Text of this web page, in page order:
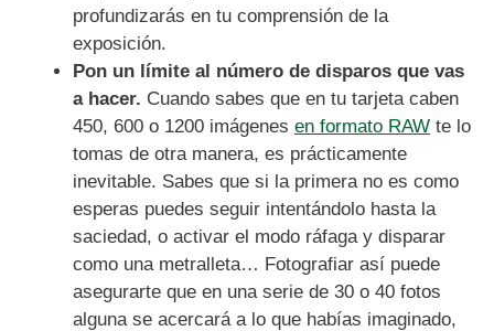
profundizarás en tu comprensión de la
exposición.
Pon un límite al número de disparos que vas
a hacer. Cuando sabes que en tu tarjeta caben
450, 600 o 1200 imágenes en formato RAW te lo
tomas de otra manera, es prácticamente
inevitable. Sabes que si la primera no es como
esperas puedes seguir intentándolo hasta la
saciedad, o activar el modo ráfaga y disparar
como una metralleta… Fotografiar así puede
asegurarte que en una serie de 30 o 40 fotos
alguna se acercará a lo que habías imaginado,